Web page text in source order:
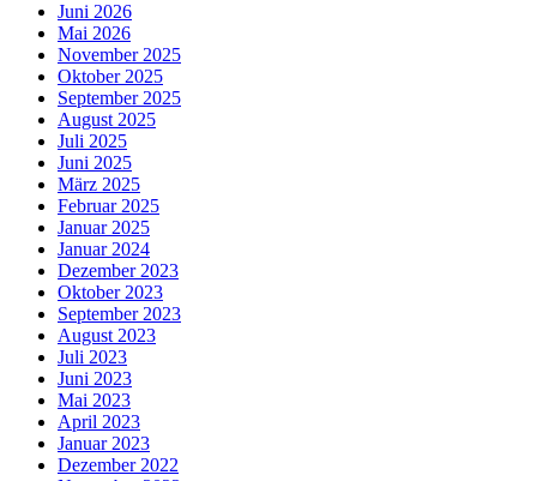
Juni 2026
Mai 2026
November 2025
Oktober 2025
September 2025
August 2025
Juli 2025
Juni 2025
März 2025
Februar 2025
Januar 2025
Januar 2024
Dezember 2023
Oktober 2023
September 2023
August 2023
Juli 2023
Juni 2023
Mai 2023
April 2023
Januar 2023
Dezember 2022